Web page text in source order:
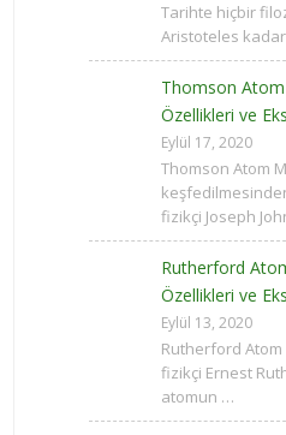
Tarihte hiçbir
Aristoteles
Thomson
Özellikleri ve
Eylül 17, 2020
Thomson Atom
fizikçi Joseph
Rutherford
Özellikleri ve
Eylül 13, 2020
Rutherford Atom
fizikçi Ernest
atomun …